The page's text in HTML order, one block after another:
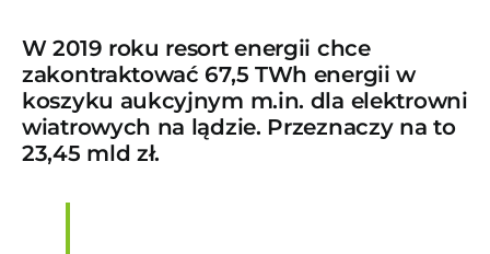
W 2019 roku resort energii chce
zakontraktować 67,5 TWh energii w
koszyku aukcyjnym m.in. dla elektrowni
wiatrowych na lądzie. Przeznaczy na to
23,45 mld zł.